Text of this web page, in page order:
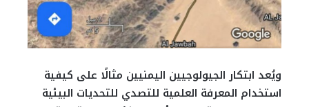
ويُعد ابتكار الجيولوجيين اليمنيين مثالًا على كيفية
استخدام المعرفة العلمية للتصدي للتحديات البيئية